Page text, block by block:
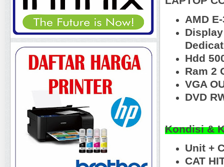
AMD
Hdd
Ram 2
VGA
DVD
Kondisi &
Unit +
CAT